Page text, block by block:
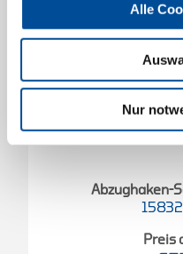
Alle
Nur
Abzughaken-
Preis